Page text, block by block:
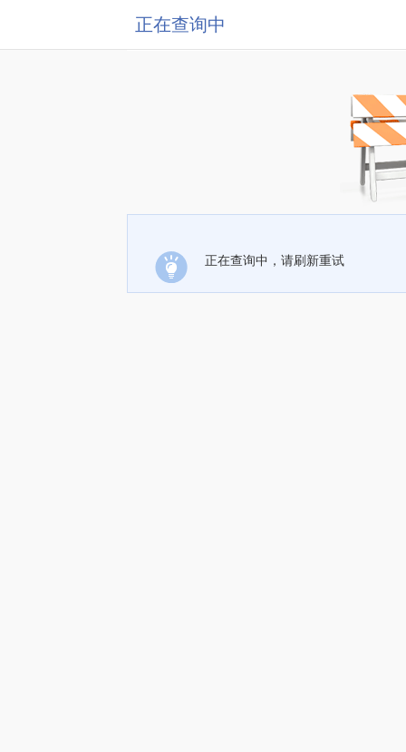
正在查询中
正在查询中，请刷新重试